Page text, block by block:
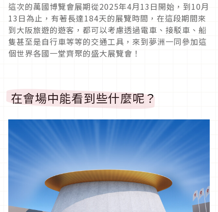
這次的萬國博覽會展期從2025年4月13 日開始，到10月
13 日為止，有著長達184天的展覽時間，在這段期間來
到大阪旅遊的遊客，都可以考慮透過電車、接駁車、船
隻甚至是自行車等等的交通工具，來到夢洲一同參加這
個世界各國一堂齊聚的盛大展覽會！
在會場中能看到些什麼呢？